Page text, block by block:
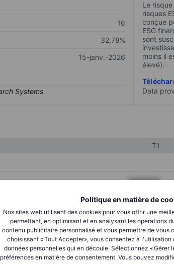
Politique en matière de
Nos sites web utilisent des cookies pour vous offrir une
permettant, en optimisant et en analysant les opérations
contenu publicitaire personnalisé et vous permettre de vous
choisissant « Tout Accepter», vous consentez à
données personnelles qui en découle. Sélectionnez « Gérer
préférences en matière de consentement. Vous pouvez
16
32,78%
15-janv.-2026
Le
risques
conçue
ESG
sont
moins il
élevé).
Data
T1
XXXXXXX
XXXXXXX
XXXXXXX
XXXXXXX